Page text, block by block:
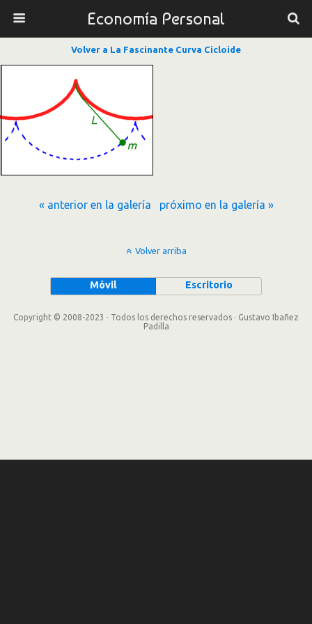
Economía Personal
Volver a La Fascinante Curva Cicloide
« anterior en la galería próximo en la galería »
Volver arriba
Móvil Escritorio
Copyright © 2008-2023 · Todos los derechos reservados · Gustavo Ibañez
Padilla